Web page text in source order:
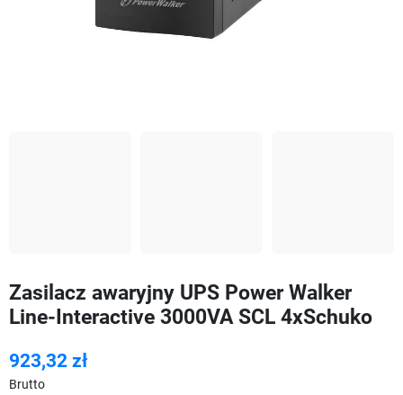
Zasilacz awaryjny UPS Power Walker
Line-Interactive 3000VA SCL 4xSchuko
923,32 zł
Brutto